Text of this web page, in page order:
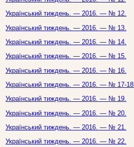
Український тиждень. — 2016. — № 12.
Український тиждень. — 2016. — № 13.
Український тиждень. — 2016. — № 14.
Український тиждень. — 2016. — № 15.
Український тиждень. — 2016. — № 16.
Український тиждень. — 2016. — № 17-18.
Український тиждень. — 2016. — № 19.
Український тиждень. — 2016. — № 20.
Український тиждень. — 2016. — № 21.
Український тиждень. — 2016. — № 22.